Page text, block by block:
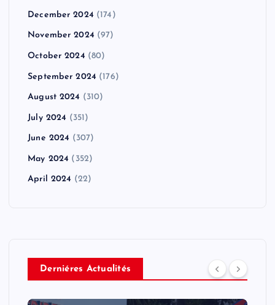
December 2024 (174)
November 2024 (97)
October 2024 (80)
September 2024 (176)
August 2024 (310)
July 2024 (351)
June 2024 (307)
May 2024 (352)
April 2024 (22)
Derniéres Actualités